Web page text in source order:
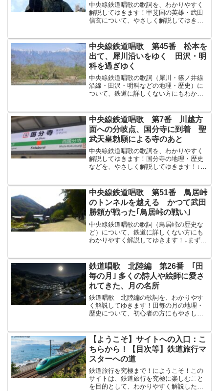
中央線鉄道唱歌の歌詞を、わかりやすく
解説してゆきます！甲斐国の英雄・武田
信玄について、やさしく解説してゆきま
けだしんげんが英魂えいこん毅魄きはく
とこしへに眠りて覺さめ...
中央線鉄道唱歌 第45番 松本を
出て、犀川沿いをゆく 田沢・明
科を過ぎゆく
中央線鉄道唱歌の歌詞（犀川・篠ノ井線
沿線・田沢・明科などの地理・歴史）に
ついて、鉄道に詳しくない方にもわかり
科とよしな近き田澤驛たざわえき仁科に
しなへ通ふ明科あかしな...
中央線鉄道唱歌 第7番 川越方
面への分岐点、国分寺に到着 聖
武天皇勅願による寺のあと
中央線鉄道唱歌の歌詞を、わかりやすく
解説してゆきます！国分寺の地理・歴史
などを、やさしく解説してゆきます！↓ま
その昔聖武天皇しょうむてんのう勅願ち
ょくがんの御寺みてらの...
中央線鉄道唱歌 第51番 鳥居峠
のトンネルを越える かつて武田
勝頼が戦った｢鳥居峠の戦い｣
中央線鉄道唱歌の歌詞（鳥居峠の歴史な
ど）について、鉄道に詳しくない方にも
わかりやすく解説してゆきます！↓まずは
りて屍かばさらせし峠路とうけじに咲く
や鳥居とりいの山櫻やま...
鉄道唱歌 北陸編 第26番 ｢田
毎の月｣ 多くの詩人や絵師に愛さ
れてきた、月の名所
鉄道唱歌 北陸編の歌詞を、わかりやす
く解説してゆきます！田毎の月の地理・
歴史について、初心者の方にもやさしく
を秋ならば雲をいたゞく冠著かむりきの
山はひだりにそびえたり...
【ようこそ】サイトへの入口：こ
ちらから！【目次等】鉄道旅行マ
スターへの道
鉄道旅行を究極まで！にようこそ！この
サイトは、鉄道旅行を究極に楽しむこと
を目的として、わかりやすく解説したサ